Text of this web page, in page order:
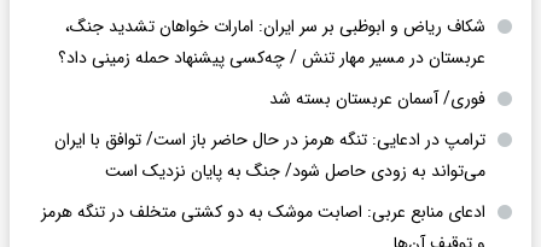
شکاف ریاض و ابوظبی بر سر ایران: امارات خواهان تشدید جنگ،
عربستان در مسیر مهار تنش / چه‌کسی پیشنهاد حمله زمینی داد؟
فوری/ آسمان عربستان بسته شد
ترامپ در ادعایی: تنگه هرمز در حال حاضر باز است/ توافق با ایران
می‌تواند به‌ زودی حاصل شود/ جنگ به پایان نزدیک است
ادعای منابع عربی: اصابت موشک به دو کشتی متخلف در تنگه هرمز